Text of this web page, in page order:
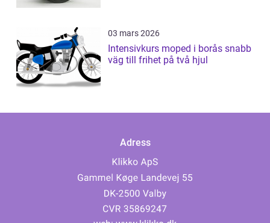
03 mars 2026
Intensivkurs moped i borås snabb
väg till frihet på två hjul
Adress